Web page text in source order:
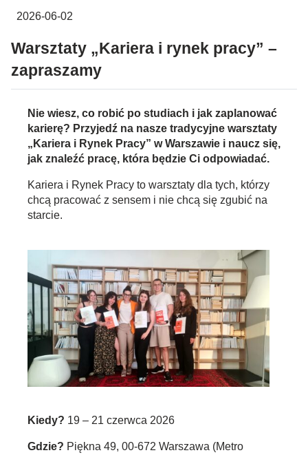
2026-06-02
Warsztaty „Kariera i rynek pracy” –
zapraszamy
Nie wiesz, co robić po studiach i jak zaplanować
karierę? Przyjedź na nasze tradycyjne warsztaty
„Kariera i Rynek Pracy” w Warszawie i naucz się,
jak znaleźć pracę, która będzie Ci odpowiadać.
Kariera i Rynek Pracy to warsztaty dla tych, którzy
chcą pracować z sensem i nie chcą się zgubić na
starcie.
Kiedy? 19 – 21 czerwca 2026
Gdzie? Piękna 49, 00-672 Warszawa (Metro